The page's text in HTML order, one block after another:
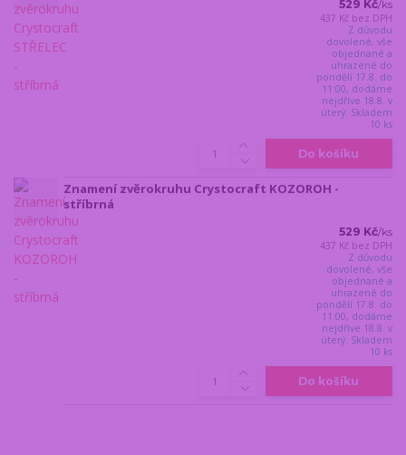
529 Kč/ks
437 Kč bez DPH
Z důvodu
dovolené, vše
objednané a
uhrazené do
pondělí 17.8. do
11:00, dodáme
nejdříve 18.8. v
úterý. Skladem
10 ks
Do košíku
Znamení zvěrokruhu Crystocraft KOZOROH -
stříbrná
529 Kč/ks
437 Kč bez DPH
Z důvodu
dovolené, vše
objednané a
uhrazené do
pondělí 17.8. do
11:00, dodáme
nejdříve 18.8. v
úterý. Skladem
10 ks
Do košíku